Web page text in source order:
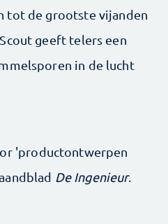
tot de grootste vijanden
geeft telers een
in de lucht
'productontwerpen
De Ingenieur.